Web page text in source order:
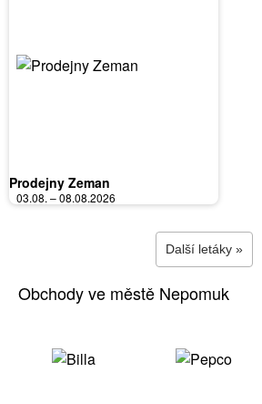
Prodejny Zeman
03.08. – 08.08.2026
Další letáky »
Obchody ve městě Nepomuk